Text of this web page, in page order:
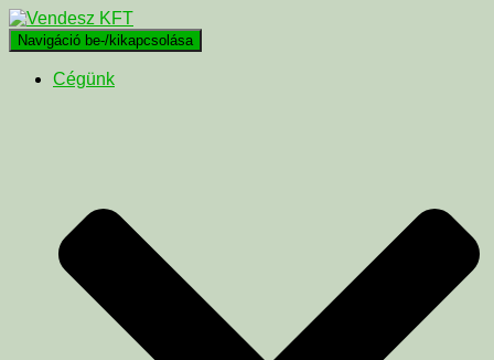
Navigáció be-/kikapcsolása
Cégünk